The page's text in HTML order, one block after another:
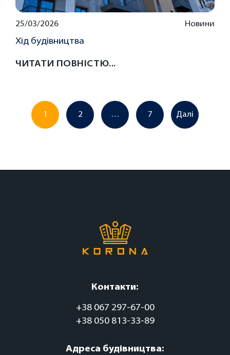
25/03/2026 Новини
Хід будівництва
ЧИТАТИ ПОВНІСТЮ...
1 2 … 7 Далі
Контакти:
+38 067 297-67-00
+38 050 813-33-89
Адреса будівництва: